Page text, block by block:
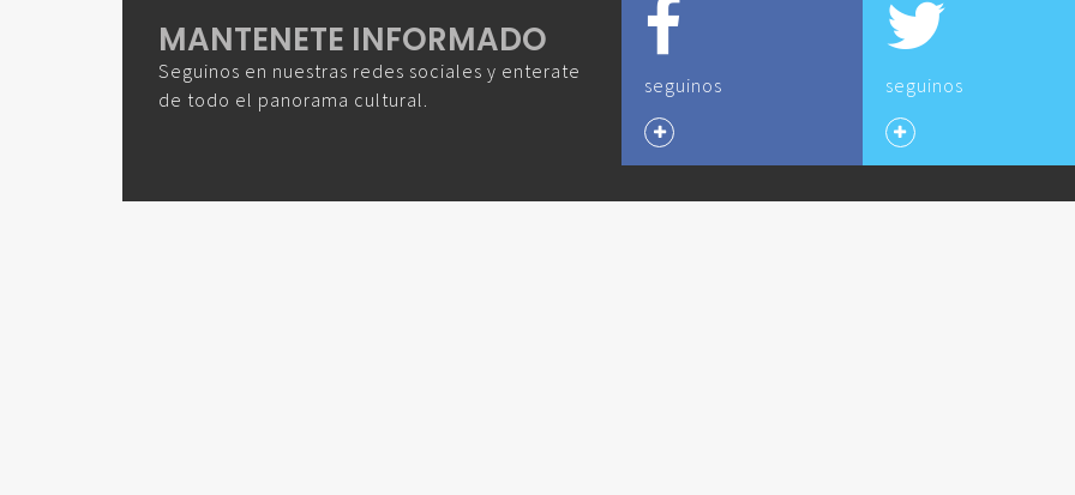
MANTENETE INFORMADO
Seguinos en nuestras redes sociales y enterate
de todo el panorama cultural.
seguinos seguinos